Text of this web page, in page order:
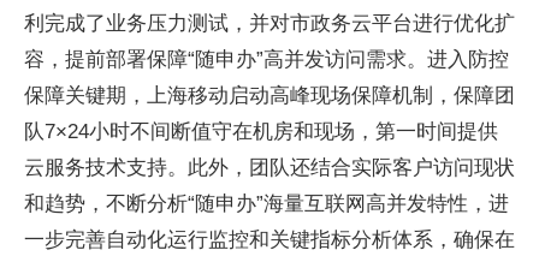
利完成了业务压力测试，并对市政务云平台进行优化扩
容，提前部署保障“随申办”高并发访问需求。进入防控
保障关键期，上海移动启动高峰现场保障机制，保障团
队7×24小时不间断值守在机房和现场，第一时间提供
云服务技术支持。此外，团队还结合实际客户访问现状
和趋势，不断分析“随申办”海量互联网高并发特性，进
一步完善自动化运行监控和关键指标分析体系，确保在